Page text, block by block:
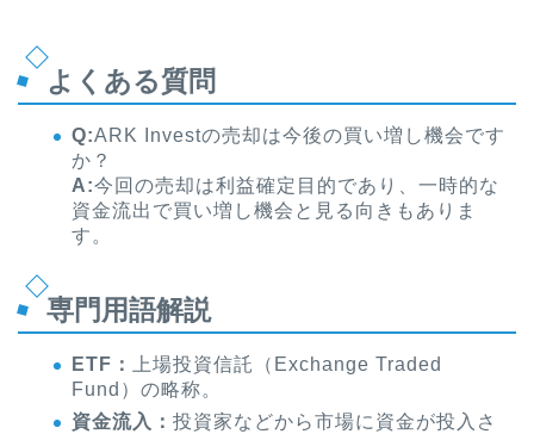
よくある質問
Q:ARK Investの売却は今後の買い増し機会です
か？
A:今回の売却は利益確定目的であり、一時的な
資金流出で買い増し機会と見る向きもありま
す。
専門用語解説
ETF：
上場投資信託（Exchange Traded
Fund）の略称。
資金流入： 投資家などから市場に資金が投入さ